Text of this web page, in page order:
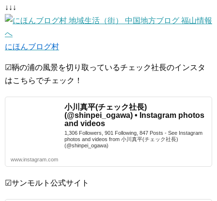
↓↓↓
にほんブログ村
☑鞆の浦の風景を切り取っているチェック社長のインスタ
はこちらでチェック！
小川真平(チェック社長)
(@shinpei_ogawa) • Instagram photos
and videos
1,306 Followers, 901 Following, 847 Posts - See Instagram
photos and videos from 小川真平(チェック社長)
(@shinpei_ogawa)
www.instagram.com
☑サンモルト公式サイト